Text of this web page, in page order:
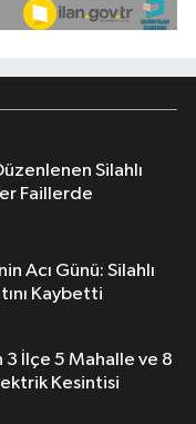
Faillerde
Acı Günü: Silahlı
Kaybetti
3 İlçe 5 Mahalle ve 8
Kesintisi